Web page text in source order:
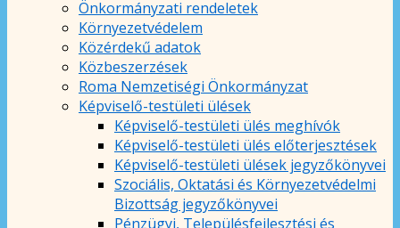
Önkormányzati rendeletek
Környezetvédelem
Közérdekű adatok
Közbeszerzések
Roma Nemzetiségi Önkormányzat
Képviselő-testületi ülések
Képviselő-testületi ülés meghívók
Képviselő-testületi ülés előterjesztések
Képviselő-testületi ülések jegyzőkönyvei
Szociális, Oktatási és Környezetvédelmi
Bizottság jegyzőkönyvei
Pénzügyi, Településfejlesztési és